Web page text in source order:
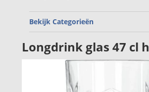
Bekijk Categorieën
Longdrink glas 47 cl